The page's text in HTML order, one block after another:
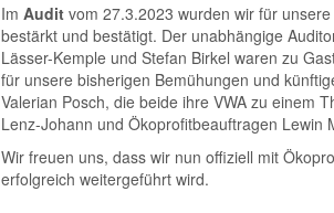
Im Audit vom 27.3.2023 wurden wir für
bestärkt und bestätigt. Der unabhängige
Lässer-Kemple und Stefan Birkel waren zu
für unsere bisherigen Bemühungen und
Valerian Posch, die beide ihre VWA zu einem
Lenz-Johann und Ökoprofitbeauftragen Lewin
Wir freuen uns, dass wir nun offiziell mit
erfolgreich weitergeführt wird.